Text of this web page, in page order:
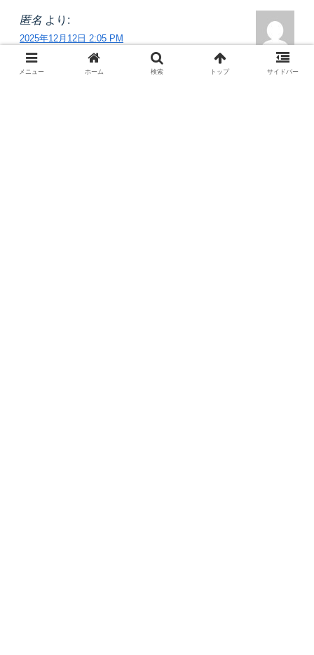
匿名 より:
2025年12月12日 2:05 PM
絵師があの京アニ事件タイプだったということ
が… マジで人間の内部の闇なんてわからんからなぁ…
メニュー ホーム 検索 トップ サイドバー